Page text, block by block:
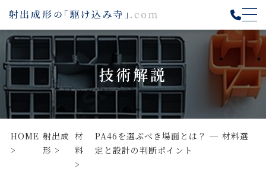
技術解説
HOME 射出成
形
材
料
PA46を選ぶべき場面とは？ ─ 材料選
定と設計の判断ポイント